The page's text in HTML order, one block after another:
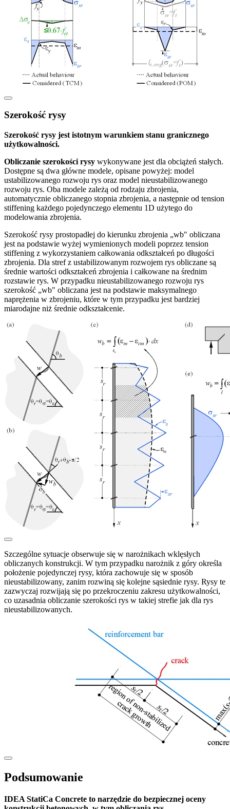
Szerokość rysy
Szerokość rysy jest istotnym warunkiem stanu granicznego
użytkowalności.
Obliczanie szerokości rysy wykonywane jest dla obciążeń stałych.
Dostępne są dwa główne modele, opisane powyżej: model
ustabilizowanego rozwoju rys oraz model nieustabilizowanego
rozwoju rys. Oba modele zależą od rodzaju zbrojenia,
automatycznie obliczanego stopnia zbrojenia, a następnie od tension
stiffening każdego pojedynczego elementu 1D użytego do
modelowania zbrojenia.
Szerokość rysy prostopadłej do kierunku zbrojenia „wb" obliczana
jest na podstawie wyżej wymienionych modeli poprzez tension
stiffening z wykorzystaniem całkowania odkształceń po długości
zbrojenia. Dla stref z ustabilizowanym rozwojem rys obliczane są
średnie wartości odkształceń zbrojenia i całkowane na średnim
rozstawie rys. W przypadku nieustabilizowanego rozwoju rys
szerokość „wb" obliczana jest na podstawie maksymalnego
naprężenia w zbrojeniu, które w tym przypadku jest bardziej
miarodajne niż średnie odkształcenie.
Szczególne sytuacje obserwuje się w narożnikach wklęsłych
obliczanych konstrukcji. W tym przypadku narożnik z góry określa
położenie pojedynczej rysy, która zachowuje się w sposób
nieustabilizowany, zanim rozwiną się kolejne sąsiednie rysy. Rysy te
zazwyczaj rozwijają się po przekroczeniu zakresu użytkowalności,
co uzasadnia obliczanie szerokości rys w takiej strefie jak dla rys
nieustabilizowanych.
Podsumowanie
IDEA StatiCa Concrete to narzędzie do bezpiecznej oceny